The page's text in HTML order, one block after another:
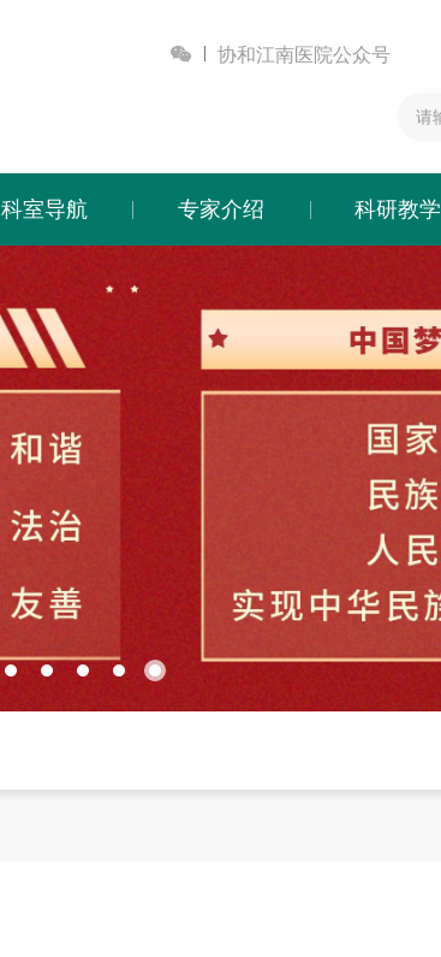
 协和江南医院公众号
科室导航 专家介绍 科研教学